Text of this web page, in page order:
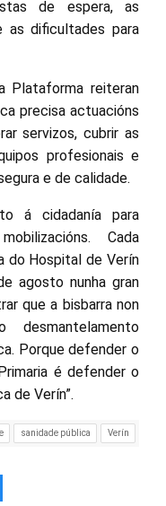
de espera, as
as dificultades para
Plataforma reiteran
precisa actuacións
servizos, cubrir as
profesionais e
e de calidade.
á cidadanía para
Cada
do Hospital de Verín
agosto nunha gran
que a bisbarra non
Porque defender o
é defender o
de Verín”.
sanidade pública Verín